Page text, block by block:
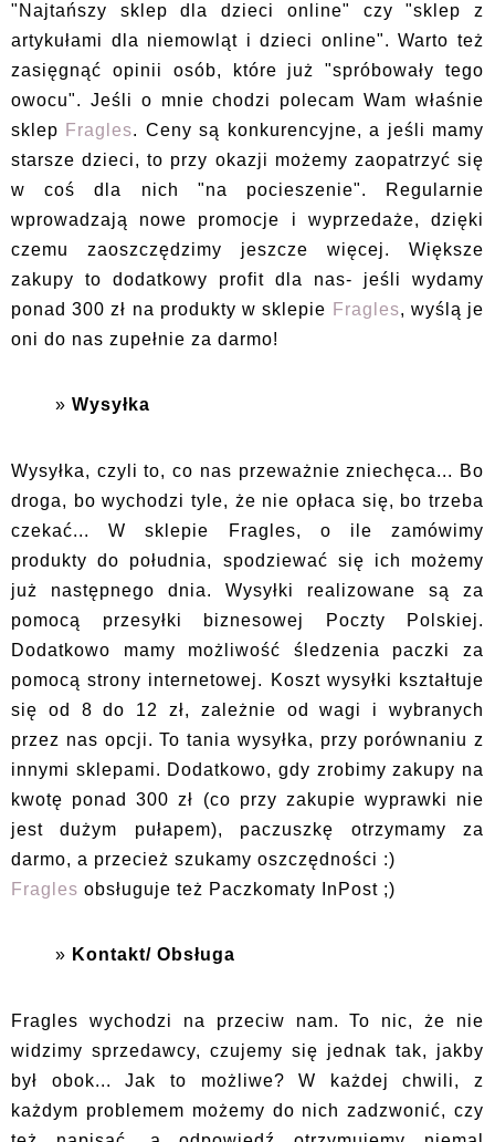
"Najtańszy sklep dla dzieci online" czy "sklep z
artykułami dla niemowląt i dzieci online". Warto też
zasięgnąć opinii osób, które już "spróbowały tego
owocu". Jeśli o mnie chodzi polecam Wam właśnie
sklep Fragles. Ceny są konkurencyjne, a jeśli mamy
starsze dzieci, to przy okazji możemy zaopatrzyć się
w coś dla nich "na pocieszenie". Regularnie
wprowadzają nowe promocje i wyprzedaże, dzięki
czemu zaoszczędzimy jeszcze więcej. Większe
zakupy to dodatkowy profit dla nas- jeśli wydamy
ponad 300 zł na produkty w sklepie Fragles, wyślą je
oni do nas zupełnie za darmo!
Wysyłka
Wysyłka, czyli to, co nas przeważnie zniechęca... Bo
droga, bo wychodzi tyle, że nie opłaca się, bo trzeba
czekać... W sklepie Fragles, o ile zamówimy
produkty do południa, spodziewać się ich możemy
już następnego dnia. Wysyłki realizowane są za
pomocą przesyłki biznesowej Poczty Polskiej.
Dodatkowo mamy możliwość śledzenia paczki za
pomocą strony internetowej. Koszt wysyłki kształtuje
się od 8 do 12 zł, zależnie od wagi i wybranych
przez nas opcji. To tania wysyłka, przy porównaniu z
innymi sklepami. Dodatkowo, gdy zrobimy zakupy na
kwotę ponad 300 zł (co przy zakupie wyprawki nie
jest dużym pułapem), paczuszkę otrzymamy za
darmo, a przecież szukamy oszczędności :)
Fragles obsługuje też Paczkomaty InPost ;)
Kontakt/ Obsługa
Fragles wychodzi na przeciw nam. To nic, że nie
widzimy sprzedawcy, czujemy się jednak tak, jakby
był obok... Jak to możliwe? W każdej chwili, z
każdym problemem możemy do nich zadzwonić, czy